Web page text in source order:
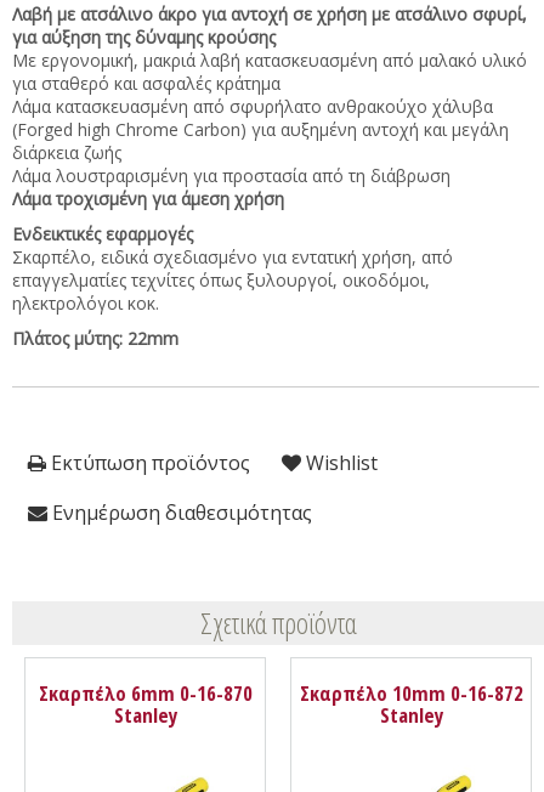
Λαβή με ατσάλινο άκρο για αντοχή σε χρήση με ατσάλινο σφυρί,
για αύξηση της δύναμης κρούσης
Με εργονομική, μακριά λαβή κατασκευασμένη από μαλακό υλικό
για σταθερό και ασφαλές κράτημα
Λάμα κατασκευασμένη από σφυρήλατο ανθρακούχο χάλυβα
(Forged high Chrome Carbon) για αυξημένη αντοχή και μεγάλη
διάρκεια ζωής
Λάμα λουστραρισμένη για προστασία από τη διάβρωση
Λάμα τροχισμένη για άμεση χρήση
Ενδεικτικές εφαρμογές
Σκαρπέλο, ειδικά σχεδιασμένο για εντατική χρήση, από
επαγγελματίες τεχνίτες όπως ξυλουργοί, οικοδόμοι,
ηλεκτρολόγοι κοκ.
Πλάτος μύτης: 22mm
Εκτύπωση προϊόντος
Wishlist
Ενημέρωση διαθεσιμότητας
Σχετικά προϊόντα
Σκαρπέλο 6mm 0-16-870
Stanley
Σκαρπέλο 10mm 0-16-872
Stanley